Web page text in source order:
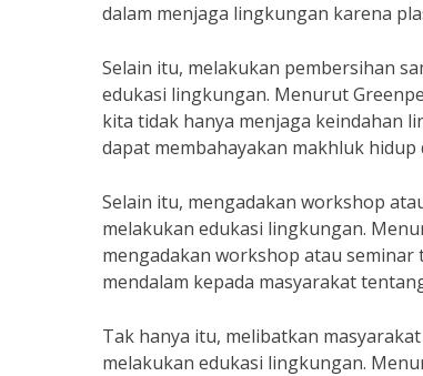
dalam menjaga lingkungan karena
Selain itu, melakukan pembersihan
edukasi lingkungan. Menurut
kita tidak hanya menjaga keindahan
dapat membahayakan makhluk hidup
Selain itu, mengadakan workshop
melakukan edukasi lingkungan.
mengadakan workshop atau
mendalam kepada masyarakat
Tak hanya itu, melibatkan
melakukan edukasi lingkungan.